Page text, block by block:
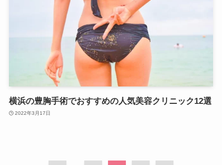
横浜の豊胸手術でおすすめの人気美容クリニック12選
2022年3月17日